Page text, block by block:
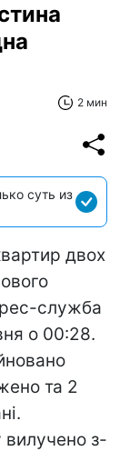
2 мин
суть из
двох
служба
о 00:28.
та 2
з-